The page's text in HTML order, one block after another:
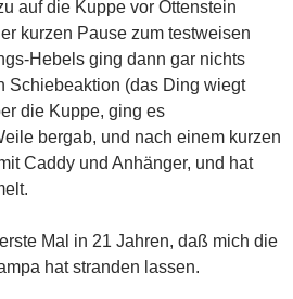
auf die Kuppe vor Ottenstein
kurzen Pause zum testweisen
Hebels ging dann gar nichts
Schiebeaktion (das Ding wiegt
die Kuppe, ging es
bergab, und nach einem kurzen
Caddy und Anhänger, und hat
Mal in 21 Jahren, daß mich die
hat stranden lassen.